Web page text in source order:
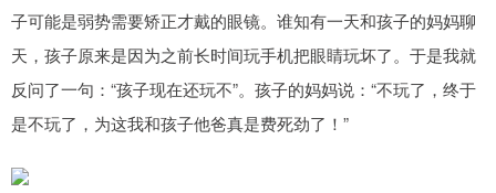
子可能是弱势需要矫正才戴的眼镜。谁知有一天和孩子的妈妈聊
天，孩子原来是因为之前长时间玩手机把眼睛玩坏了。于是我就
反问了一句：“孩子现在还玩不”。孩子的妈妈说：“不玩了，终于
是不玩了，为这我和孩子他爸真是费死劲了！”